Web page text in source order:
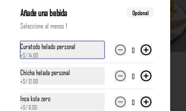
*Nuestros precios están expresados en soles e
Añade una bebida Opcional
Seleccione al menos 1
Curatodo helado personal
+S/ 14.00
0
Chicha helada personal
+S/ 12.00
0
Inca kola zero
+S/ 8.00
0